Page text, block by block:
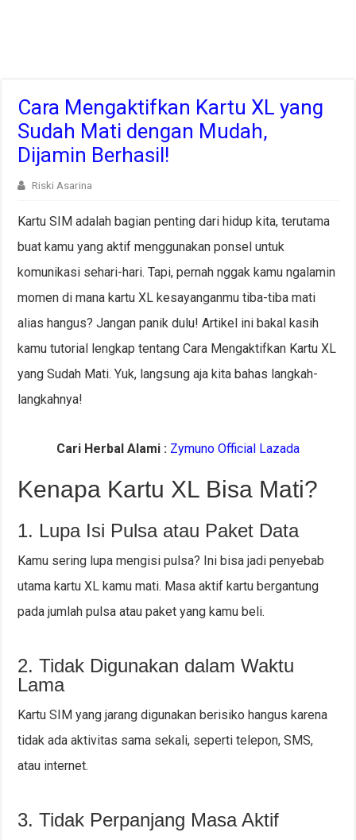
Cara Mengaktifkan Kartu XL yang
Sudah Mati dengan Mudah,
Dijamin Berhasil!
Riski Asarina
Kartu SIM adalah bagian penting dari hidup kita, terutama
buat kamu yang aktif menggunakan ponsel untuk
komunikasi sehari-hari. Tapi, pernah nggak kamu ngalamin
momen di mana kartu XL kesayanganmu tiba-tiba mati
alias hangus? Jangan panik dulu! Artikel ini bakal kasih
kamu tutorial lengkap tentang Cara Mengaktifkan Kartu XL
yang Sudah Mati. Yuk, langsung aja kita bahas langkah-
langkahnya!
Cari Herbal Alami : Zymuno Official Lazada
Kenapa Kartu XL Bisa Mati?
1. Lupa Isi Pulsa atau Paket Data
Kamu sering lupa mengisi pulsa? Ini bisa jadi penyebab
utama kartu XL kamu mati. Masa aktif kartu bergantung
pada jumlah pulsa atau paket yang kamu beli.
2. Tidak Digunakan dalam Waktu
Lama
Kartu SIM yang jarang digunakan berisiko hangus karena
tidak ada aktivitas sama sekali, seperti telepon, SMS,
atau internet.
3. Tidak Perpanjang Masa Aktif